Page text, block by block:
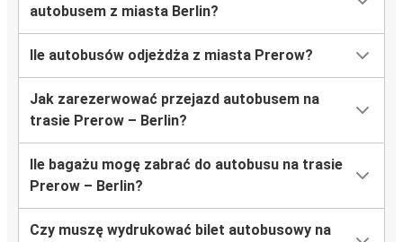
autobusem z miasta Berlin?
Ile autobusów odjeżdża z miasta Prerow?
Jak zarezerwować przejazd autobusem na
trasie Prerow – Berlin?
Ile bagażu mogę zabrać do autobusu na trasie
Prerow – Berlin?
Czy muszę wydrukować bilet autobusowy na